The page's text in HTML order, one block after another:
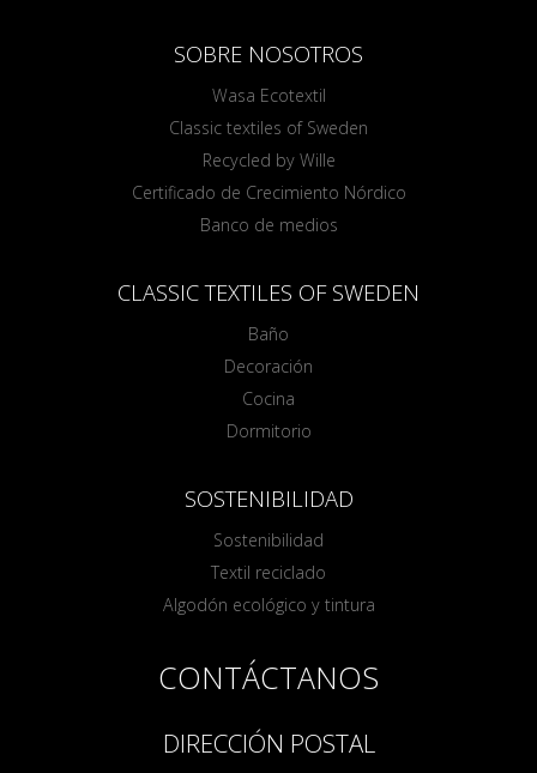
SOBRE NOSOTROS
Wasa Ecotextil
Classic textiles of Sweden
Recycled by Wille
Certificado de Crecimiento Nórdico
Banco de medios
CLASSIC TEXTILES OF SWEDEN
Baño
Decoración
Cocina
Dormitorio
SOSTENIBILIDAD
Sostenibilidad
Textil reciclado
Algodón ecológico y tintura
CONTÁCTANOS
DIRECCIÓN POSTAL